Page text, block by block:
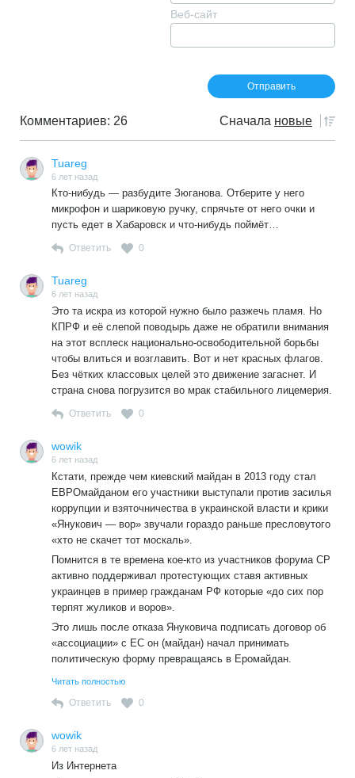
Веб-сайт
Комментариев: 26 Сначала новые
Tuareg
6 лет назад
Кто-нибудь — разбудите Зюганова. Отберите у него
микрофон и шариковую ручку, спрячьте от него очки и
пусть едет в Хабаровск и что-нибудь поймёт…
Ответить 0
Tuareg
6 лет назад
Это та искра из которой нужно было разжечь пламя. Но
КПРФ и её слепой поводырь даже не обратили внимания
на этот всплеск национально-освободительной борьбы
чтобы влиться и возглавить. Вот и нет красных флагов.
Без чётких классовых целей это движение загаснет. И
страна снова погрузится во мрак стабильного лицемерия.
Ответить 0
wowik
6 лет назад
Кстати, прежде чем киевский майдан в 2013 году стал
ЕВРОмайданом его участники выступали против засилья
коррупции и взяточничества в украинской власти и крики
«Янукович — вор» звучали гораздо раньше пресловутого
«хто не скачет тот москаль».
Помнится в те времена кое-кто из участников форума СР
активно поддерживал протестующих ставя активных
украинцев в пример гражданам РФ которые «до сих пор
терпят жуликов и воров».
Это лишь после отказа Януковича подписать договор об
«ассоциации» с ЕС он (майдан) начал принимать
политическую форму превращаясь в Еромайдан.
А уж в «фашистско-бандеровский путч» ЕВРОмайдан
украинские националисты как самая организованная из
В России националисты не обладают подобным
влиянием. Как показали массовые выступления «птенцов
Читать полностью
Ответить 0
wowik
6 лет назад
Из Интернета